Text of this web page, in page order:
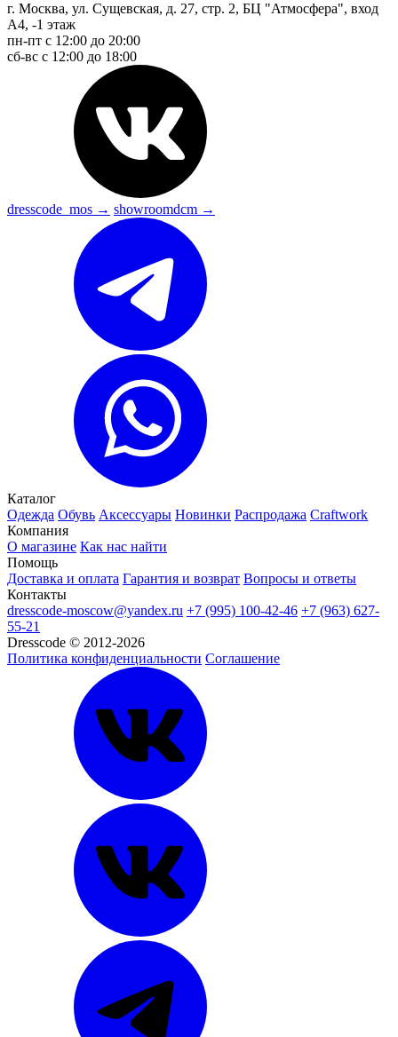
г. Москва, ул. Сущевская, д. 27, стр. 2, БЦ "Атмосфера", вход
А4, -1 этаж
пн-пт с 12:00 до 20:00
сб-вс с 12:00 до 18:00
dresscode_mos → showroomdcm →
Каталог
Одежда Обувь Аксессуары Новинки Распродажа Craftwork
Компания
О магазине Как нас найти
Помощь
Доставка и оплата Гарантия и возврат Вопросы и ответы
Контакты
dresscode-moscow@yandex.ru +7 (995) 100-42-46 +7 (963) 627-
55-21
Dresscode © 2012-2026
Политика конфиденциальности Соглашение